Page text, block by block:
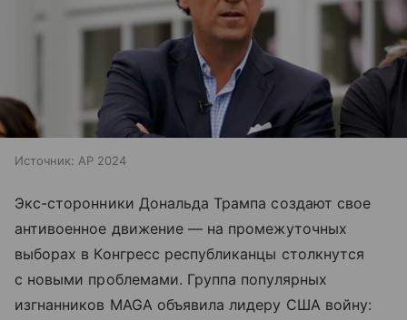
Источник: AP 2024
Экс-сторонники Дональда Трампа создают свое
антивоенное движение — на промежуточных
выборах в Конгресс республиканцы столкнутся
с новыми проблемами. Группа популярных
изгнанников MAGA объявила лидеру США войну: